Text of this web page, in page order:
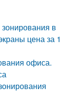
в
цена за 1
офиса.